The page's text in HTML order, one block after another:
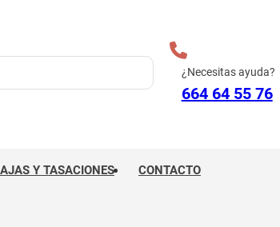
¿Necesitas ayuda?
664 64 55 76
Y TASACIONES CONTACTO